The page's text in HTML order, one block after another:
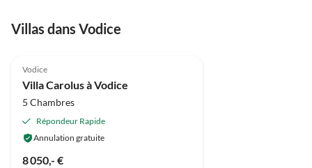
Villas dans Vodice
Vodice
Villa Carolus à Vodice
5 Chambres
Répondeur Rapide
Annulation gratuite
8 050,- €